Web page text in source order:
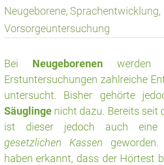
Neugeborene, Sprachentwicklung,
Vorsorgeuntersuchung
Bei Neugeborenen werden
Erstuntersuchungen zahlreiche
untersucht. Bisher gehörte
Säuglingenicht dazu. Bereits seit
ist dieser jedoch auch eine
gesetzlichen Kassen geworden.
haben erkannt, dass der Hörtest